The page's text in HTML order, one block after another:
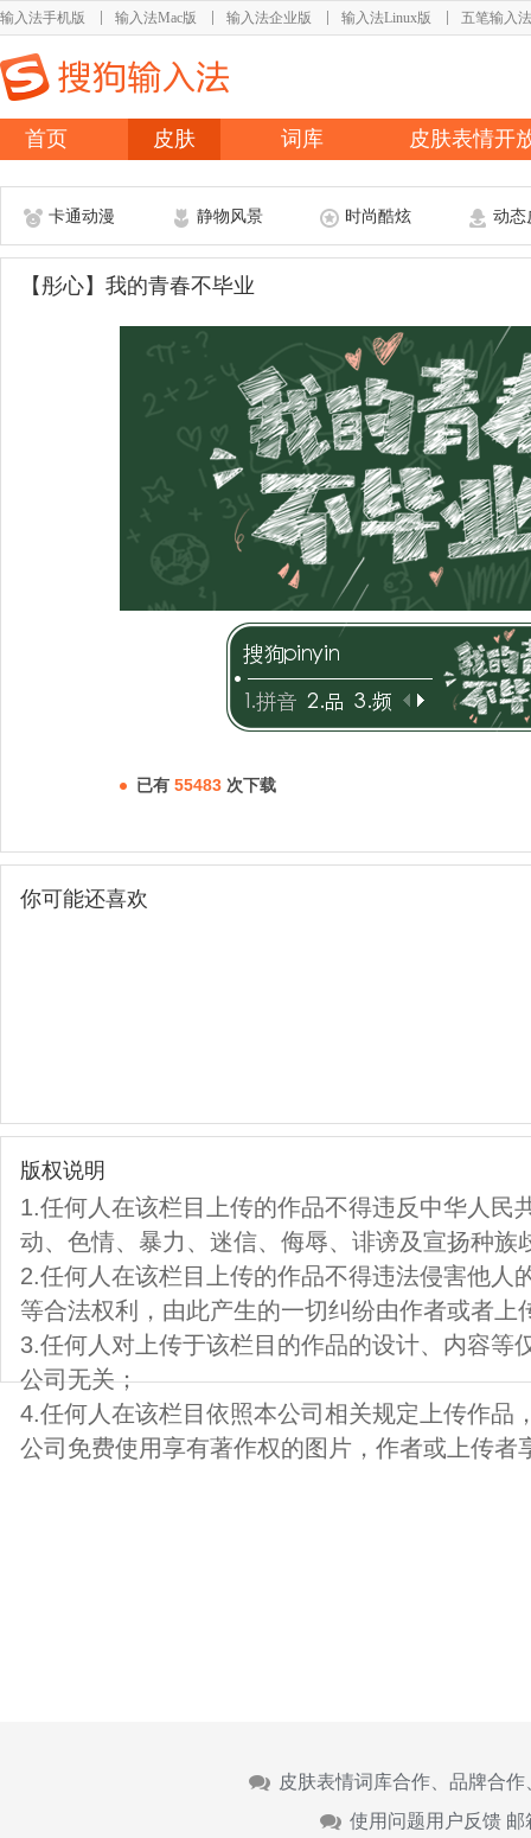
输入法手机版 输入法Mac版 输入法企业版 输入法Linux版 五笔输入法
首页 皮肤 词库 皮肤表情开
卡通动漫 静物风景 时尚酷炫 动态
【彤心】我的青春不毕业
已有 55483 次下载
你可能还喜欢
版权说明
1.任何人在该栏目上传的作品不得违反中华人民
动、色情、暴力、迷信、侮辱、诽谤及宣扬种族
2.任何人在该栏目上传的作品不得违法侵害他人
等合法权利，由此产生的一切纠纷由作者或者上
3.任何人对上传于该栏目的作品的设计、内容等
公司无关；
4.任何人在该栏目依照本公司相关规定上传作品
公司免费使用享有著作权的图片，作者或上传者
皮肤表情词库合作、品牌合
使用问题用户反馈 邮